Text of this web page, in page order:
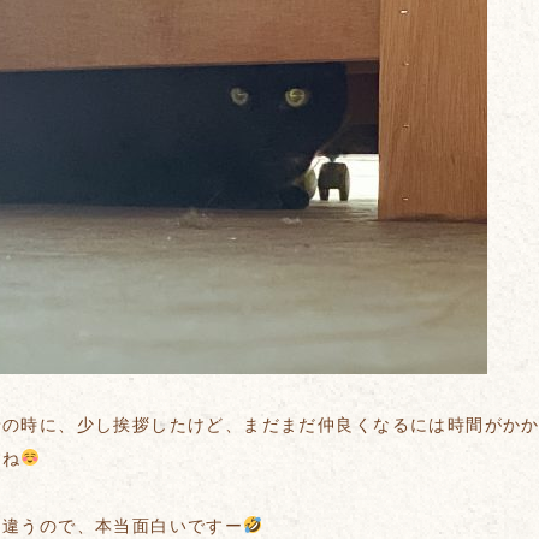
時に、少し挨拶したけど、まだまだ仲良くなるには時間がかか
うので、本当面白いですー